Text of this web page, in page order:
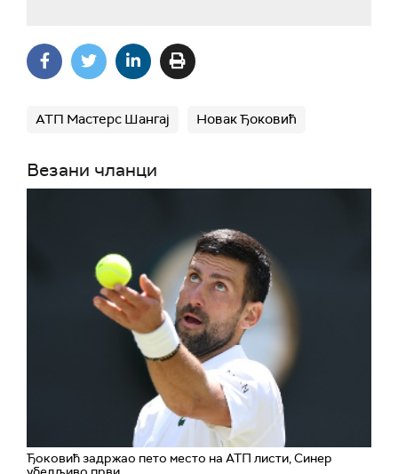
АТП Мастерс Шангај Новак Ђоковић
Везани чланци
Ђоковић задржао пето место на АТП листи, Синер